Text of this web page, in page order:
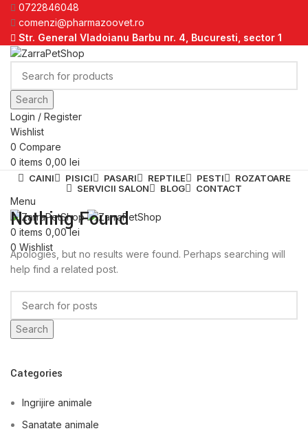
0722846048
comenzi@pharmazoovet.ro
Str. General Vladoianu Barbu nr. 4, Bucuresti, sector 1
Search
Login / Register
Wishlist
0 Compare
0 items 0,00 lei
CAINI PISICI PASARI REPTILE PESTI
ROZATOARE
SERVICII SALON
BLOG CONTACT
Menu
0 items 0,00lei
0 Wishlist
Nothing Found
Apologies, but no results were found. Perhaps searching will
help find a related post.
Search
Categories
Ingrijire animale
Sanatate animale